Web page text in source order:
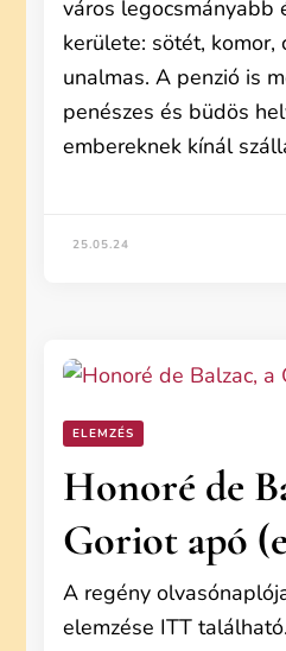
város legocsmányabb
kerülete: sötét, komor,
unalmas. A penzió is
penészes és büdös
embereknek kínál
25.05.24
ELEMZÉS
Honoré de
Goriot apó
A regény
elemzése ITT